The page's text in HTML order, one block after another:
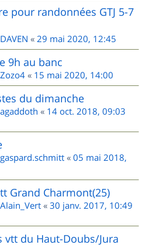
pour randonnées GTJ 5-7
DAVEN « 29 mai 2020, 12:45
9h au banc
Zozo4 « 15 mai 2020, 14:00
du dimanche
agaddoth « 14 oct. 2018, 09:03
gaspard.schmitt « 05 mai 2018,
Grand Charmont(25)
Alain_Vert « 30 janv. 2017, 10:49
vtt du Haut-Doubs/Jura